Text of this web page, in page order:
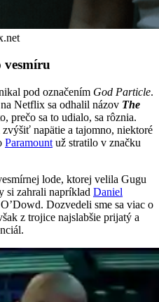
vesmíru
pod označením God Particle.
Netflix sa odhalil názov The
prečo sa to udialo, sa rôznia.
napätie a tajomno, niektoré
Paramount už stratilo v značku
lode, ktorej velila Gugu
si zahrali napríklad Daniel
Dozvedeli sme sa viac o
z trojice najslabšie prijatý a